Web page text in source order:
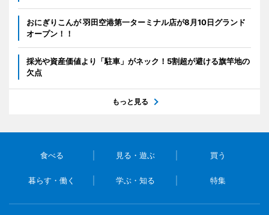
おにぎりこんが 羽田空港第一ターミナル店が8月10日グランド
オープン！！
採光や資産価値より「駐車」がネック！5割超が避ける旗竿地の
欠点
もっと見る
食べる 見る・遊ぶ 買う
暮らす・働く 学ぶ・知る 特集